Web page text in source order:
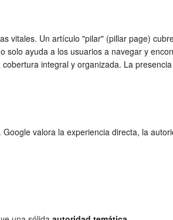
vitales. Un artículo "pilar" (pillar page)
solo ayuda a los usuarios a navegar y
integral y organizada. La
valora la experiencia directa, la